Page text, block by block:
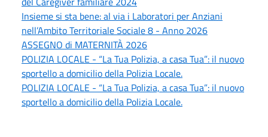
Insieme si sta bene: al via i Laboratori per Anziani
nell’Ambito Territoriale Sociale 8 - Anno 2026
ASSEGNO di MATERNITÀ 2026
POLIZIA LOCALE - “La Tua Polizia, a casa Tua”: il nuovo
sportello a domicilio della Polizia Locale.
POLIZIA LOCALE - “La Tua Polizia, a casa Tua”: il nuovo
sportello a domicilio della Polizia Locale.